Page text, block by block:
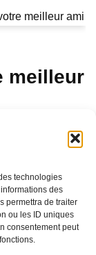
technologies
des
permettra de traiter
ou les ID uniques
consentement peut
meilleur
désespérément
personne que
une expérience
»